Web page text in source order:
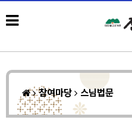
참여마당 스님법문